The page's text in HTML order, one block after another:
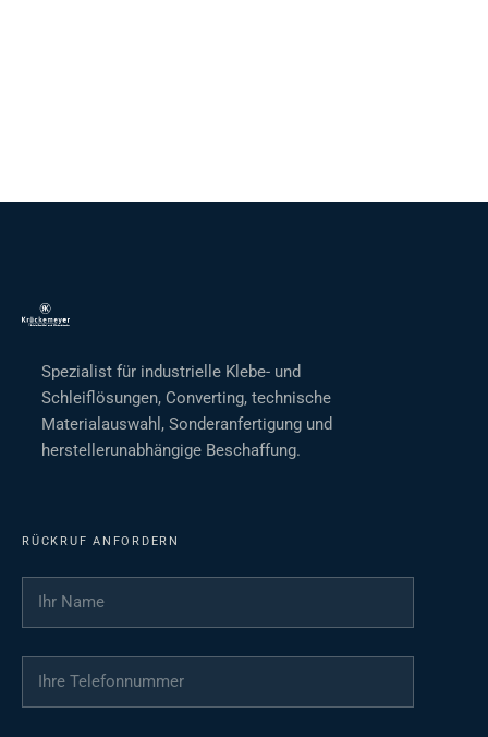
Spezialist für industrielle Klebe- und
Schleiflösungen, Converting, technische
Materialauswahl, Sonderanfertigung und
herstellerunabhängige Beschaffung.
RÜCKRUF ANFORDERN
Ihr Name
Ihre Telefonnummer